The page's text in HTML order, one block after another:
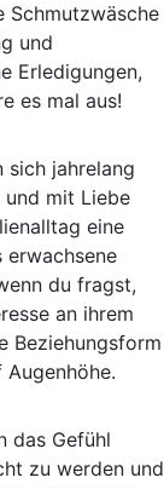
Schmutzwäsche
und
Erledigungen,
es mal aus!
sich jahrelang
mit Liebe
eine
erwachsene
du fragst,
an ihrem
Beziehungsform
das Gefühl
zu werden und